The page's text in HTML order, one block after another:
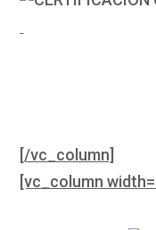
[/vc_column]
[vc_column